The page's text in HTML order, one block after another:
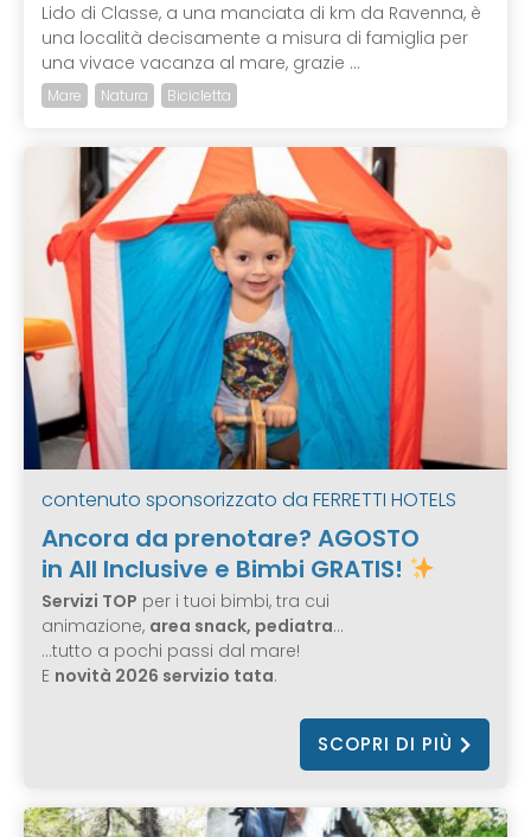
Lido di Classe, a una manciata di km da Ravenna, è
una località decisamente a misura di famiglia per
una vivace vacanza al mare, grazie ...
Mare Natura Bicicletta
contenuto sponsorizzato da FERRETTI HOTELS
Ancora da prenotare? AGOSTO
in All Inclusive e Bimbi GRATIS!
Servizi TOP per i tuoi bimbi, tra cui
animazione, area snack, pediatra…
…tutto a pochi passi dal mare!
E novità 2026 servizio tata.
SCOPRI DI PIÙ